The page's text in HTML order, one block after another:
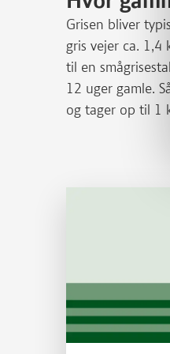
Grisen bliver
gris vejer ca. 1,4
til en
12 uger gamle.
og tager op til 1